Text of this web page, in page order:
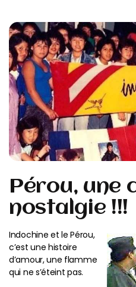
Pérou, une
nostalgie !!!
Indochine et le Pérou,
c’est une histoire
d’amour, une flamme
qui ne s’éteint pas.